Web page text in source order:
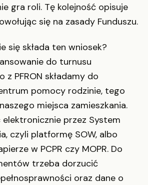
gra roli. Tę kolejność opisuje
się na zasady Funduszu.
się składa ten wniosek?
do turnusu
PFRON składamy do
pomocy rodzinie, tego
miejsca zamieszkania.
przez System
czyli platformę SOW, albo
w PCPR czy MOPR. Do
trzeba dorzucić
oraz dane o